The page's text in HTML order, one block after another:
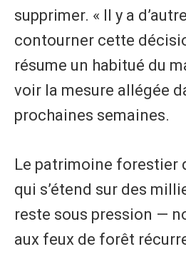
supprimer. « Il y a
contourner cette
résume un habitué du
voir la mesure allégée
prochaines semaines.
Le patrimoine forestier
qui s’étend sur des
reste sous pression —
aux feux de forêt